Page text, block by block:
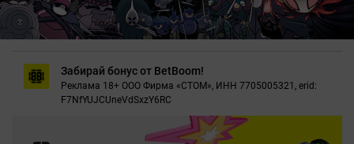
Забирай бонус от BetBoom!
Реклама 18+ ООО Фирма «СТОМ», ИНН 7705005321, erid:
F7NfYUJCUneVdSxzY6RC